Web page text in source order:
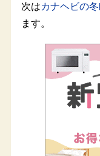
次はカナヘビの
ます。